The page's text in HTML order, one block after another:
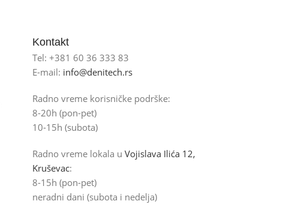
Kontakt
Tel: +381 60 36 333 83
E-mail: info@denitech.rs
Radno vreme korisničke podrške:
8-20h (pon-pet)
10-15h (subota)
Radno vreme lokala u Vojislava Ilića 12,
Kruševac:
8-15h (pon-pet)
neradni dani (subota i nedelja)